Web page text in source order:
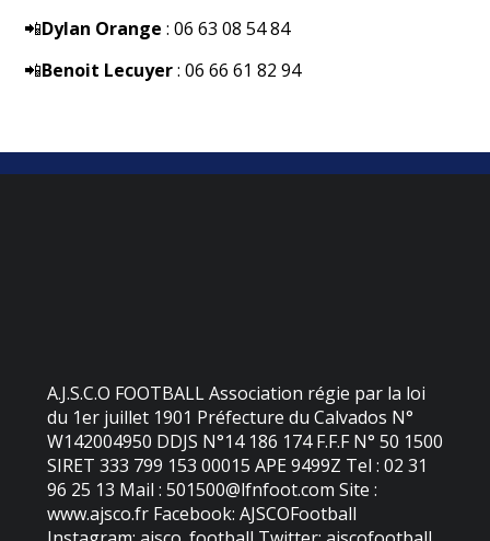
📲Dylan Orange : 06 63 08 54 84
📲Benoit Lecuyer: ‪06 66 61 82 94
A.J.S.C.O FOOTBALL Association régie par la loi
du 1er juillet 1901 Préfecture du Calvados N°
W142004950 DDJS N°14 186 174 F.F.F N° 50 1500
SIRET 333 799 153 00015 APE 9499Z Tel : 02 31
96 25 13 Mail : 501500@lfnfoot.com Site :
www.ajsco.fr Facebook: AJSCOFootball